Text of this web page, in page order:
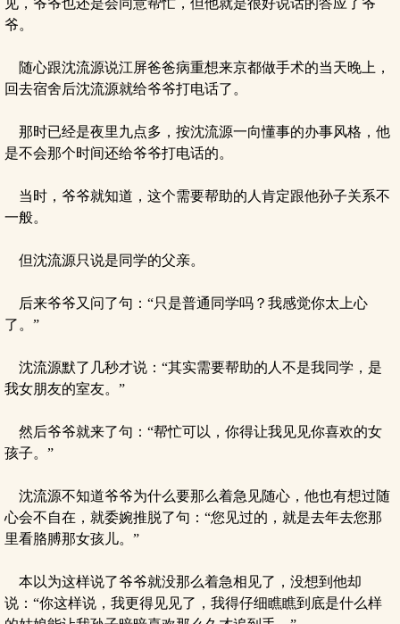
见，爷爷也还是会同意帮忙，但他就是很好说话的答应了爷
爷。
随心跟沈流源说江屏爸爸病重想来京都做手术的当天晚上，
回去宿舍后沈流源就给爷爷打电话了。
那时已经是夜里九点多，按沈流源一向懂事的办事风格，他
是不会那个时间还给爷爷打电话的。
当时，爷爷就知道，这个需要帮助的人肯定跟他孙子关系不
一般。
但沈流源只说是同学的父亲。
后来爷爷又问了句：“只是普通同学吗？我感觉你太上心
了。”
沈流源默了几秒才说：“其实需要帮助的人不是我同学，是
我女朋友的室友。”
然后爷爷就来了句：“帮忙可以，你得让我见见你喜欢的女
孩子。”
沈流源不知道爷爷为什么要那么着急见随心，他也有想过随
心会不自在，就委婉推脱了句：“您见过的，就是去年去您那
里看胳膊那女孩儿。”
本以为这样说了爷爷就没那么着急相见了，没想到他却
说：“你这样说，我更得见见了，我得仔细瞧瞧到底是什么样